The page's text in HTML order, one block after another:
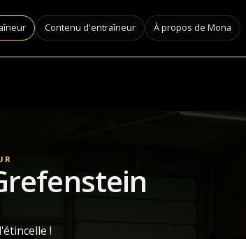
Contenu d'entraîneur À propos de Mona
!